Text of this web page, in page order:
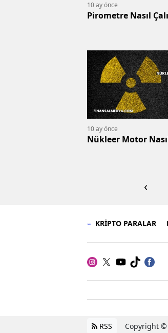
10 ay önce
Pirometre Nasıl
10 ay önce
Nükleer Motor Nasıl
‹
KRİPTO PARALAR
RSS Copyright ©